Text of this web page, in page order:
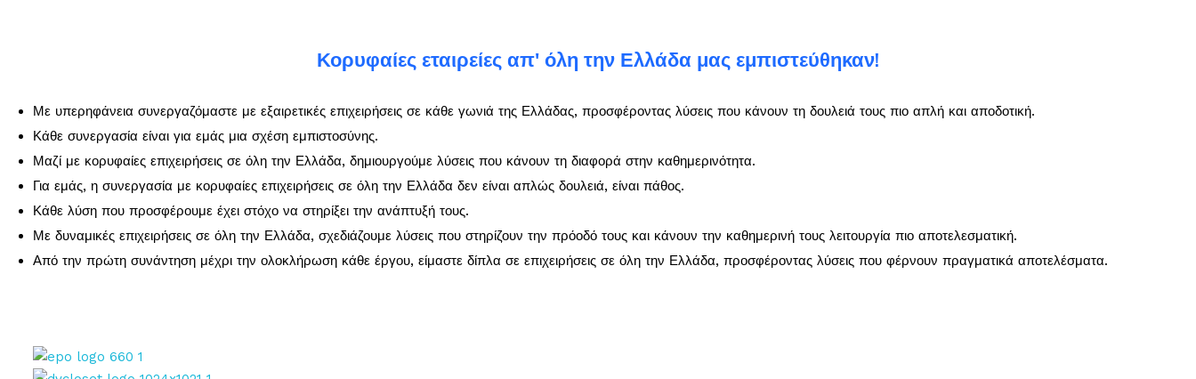
Κορυφαίες εταιρείες απ' όλη την Ελλάδα μας εμπιστεύθηκαν!
Με υπερηφάνεια συνεργαζόμαστε με εξαιρετικές επιχειρήσεις σε κάθε γωνιά της Ελλάδας, προσφέροντας λύσεις που κάνουν τη δουλειά τους πιο απλή και αποδοτική.
Κάθε συνεργασία είναι για εμάς μια σχέση εμπιστοσύνης.
Μαζί με κορυφαίες επιχειρήσεις σε όλη την Ελλάδα, δημιουργούμε λύσεις που κάνουν τη διαφορά στην καθημερινότητα.
Για εμάς, η συνεργασία με κορυφαίες επιχειρήσεις σε όλη την Ελλάδα δεν είναι απλώς δουλειά, είναι πάθος.
Κάθε λύση που προσφέρουμε έχει στόχο να στηρίξει την ανάπτυξή τους.
Με δυναμικές επιχειρήσεις σε όλη την Ελλάδα, σχεδιάζουμε λύσεις που στηρίζουν την πρόοδό τους και κάνουν την καθημερινή τους λειτουργία πιο αποτελεσματική.
Από την πρώτη συνάντηση μέχρι την ολοκλήρωση κάθε έργου, είμαστε δίπλα σε επιχειρήσεις σε όλη την Ελλάδα, προσφέροντας λύσεις που φέρνουν πραγματικά αποτελέσματα.